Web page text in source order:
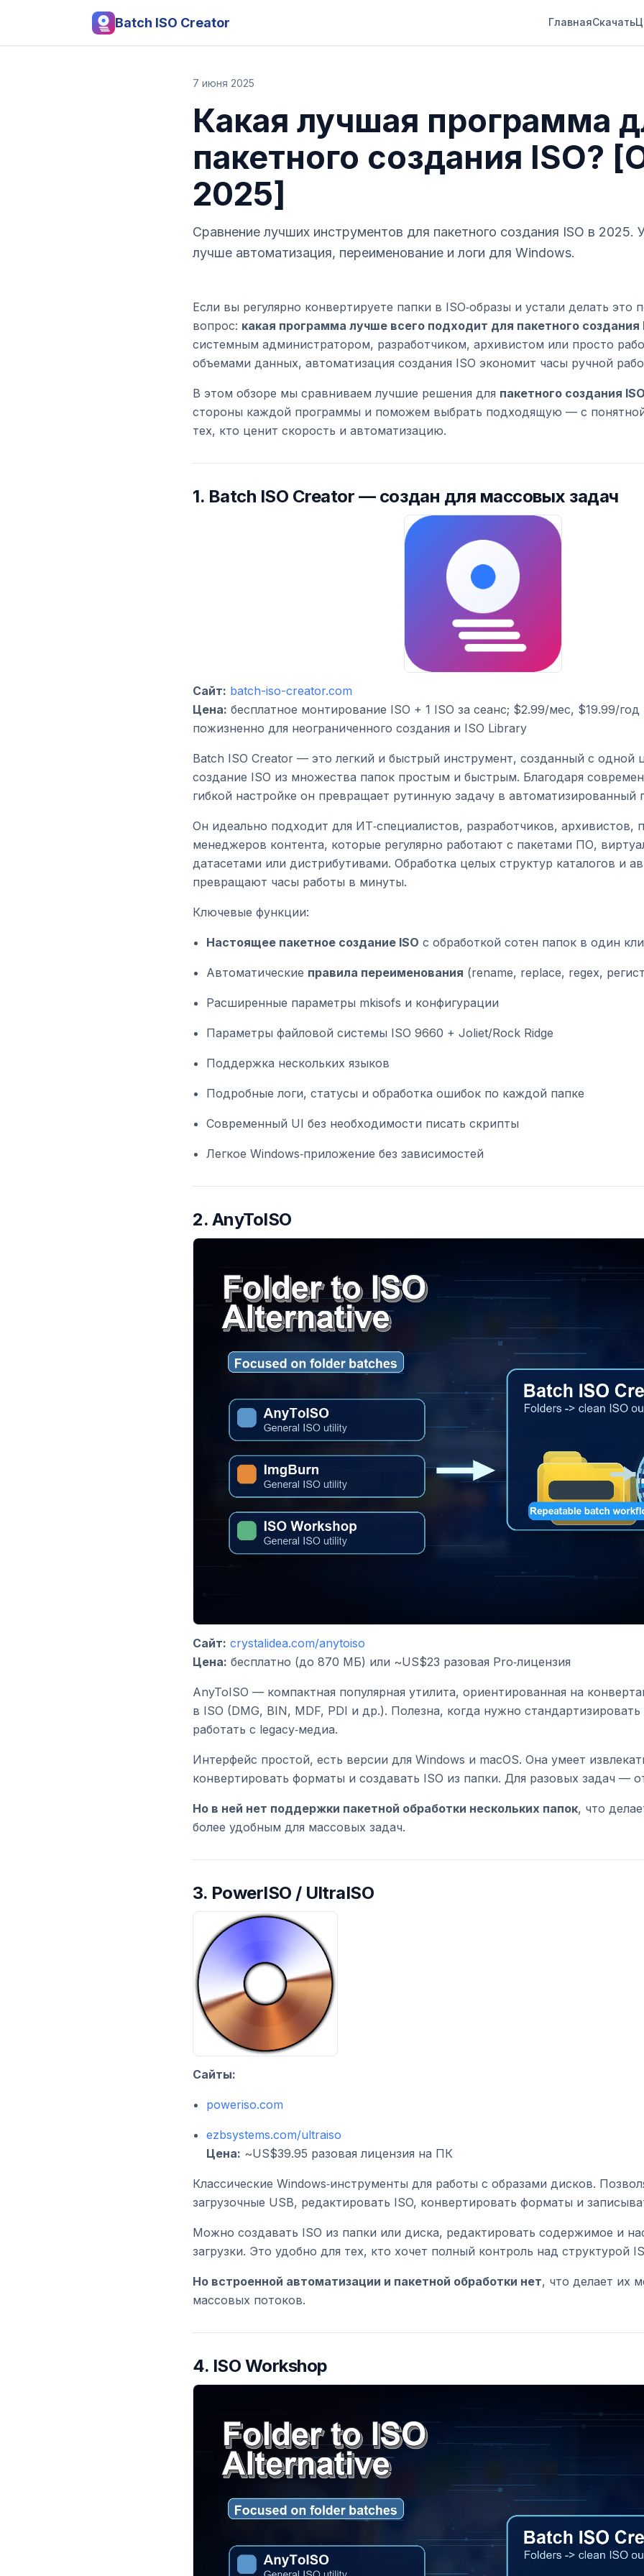
Batch ISO Creator ГлавнаяСкачать
7 июня 2025
Какая лучшая программа
пакетного создания ISO?
2025]
Сравнение лучших инструментов для пакетного создания ISO в 2025.
лучше автоматизация, переименование и логи для Windows.
Если вы регулярно конвертируете папки в ISO‑образы и устали делать это
вопрос: какая программа лучше всего подходит для пакетного создания
системным администратором, разработчиком, архивистом или просто
объемами данных, автоматизация создания ISO экономит часы ручной
В этом обзоре мы сравниваем лучшие решения для пакетного создания
стороны каждой программы и поможем выбрать подходящую — с
тех, кто ценит скорость и автоматизацию.
1. Batch ISO Creator — создан для массовых задач
Сайт: batch-iso-creator.com
Цена: бесплатное монтирование ISO + 1 ISO за сеанс; $2.99/мес, $19.99/
пожизненно для неограниченного создания и ISO Library
Batch ISO Creator — это легкий и быстрый инструмент, созданный с одной
создание ISO из множества папок простым и быстрым. Благодаря
гибкой настройке он превращает рутинную задачу в автоматизированный
Он идеально подходит для ИТ‑специалистов, разработчиков, архивистов,
менеджеров контента, которые регулярно работают с пакетами ПО,
датасетами или дистрибутивами. Обработка целых структур каталогов и
превращают часы работы в минуты.
Ключевые функции:
Настоящее пакетное создание ISO с обработкой сотен папок в один
Автоматические правила переименования (rename, replace, regex,
Расширенные параметры mkisofs и конфигурации
Параметры файловой системы ISO 9660 + Joliet/Rock Ridge
Поддержка нескольких языков
Подробные логи, статусы и обработка ошибок по каждой папке
Современный UI без необходимости писать скрипты
Легкое Windows‑приложение без зависимостей
2. AnyToISO
Сайт: crystalidea.com/anytoiso
Цена: бесплатно (до 870 МБ) или ~US$23 разовая Pro‑лицензия
AnyToISO — компактная популярная утилита, ориентированная на
в ISO (DMG, BIN, MDF, PDI и др.). Полезна, когда нужно
работать с legacy‑медиа.
Интерфейс простой, есть версии для Windows и macOS. Она умеет
конвертировать форматы и создавать ISO из папки. Для разовых задач —
Но в ней нет поддержки пакетной обработки нескольких папок, что
более удобным для массовых задач.
3. PowerISO / UltraISO
Сайты:
poweriso.com
ezbsystems.com/ultraiso
Цена: ~US$39.95 разовая лицензия на ПК
Классические Windows‑инструменты для работы с образами дисков.
загрузочные USB, редактировать ISO, конвертировать форматы и
Можно создавать ISO из папки или диска, редактировать содержимое и
загрузки. Это удобно для тех, кто хочет полный контроль над структурой
Но встроенной автоматизации и пакетной обработки нет, что делает их
массовых потоков.
4. ISO Workshop